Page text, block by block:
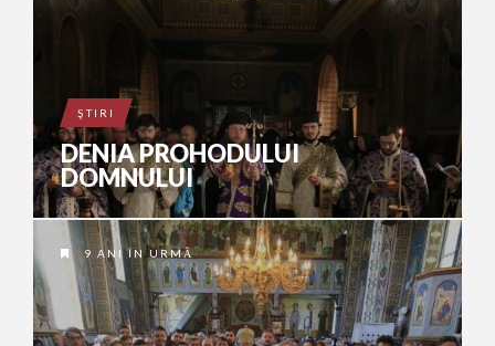
ŞTIRI
DENIA PROHODULUI
DOMNULUI
9 ANI ÎN URMĂ